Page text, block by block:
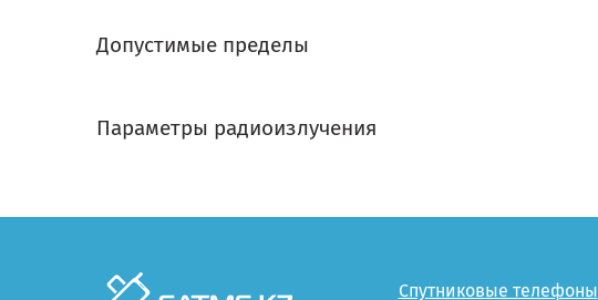
Допустимые пределы
Параметры радиоизлучения
Спутниковые телефоны